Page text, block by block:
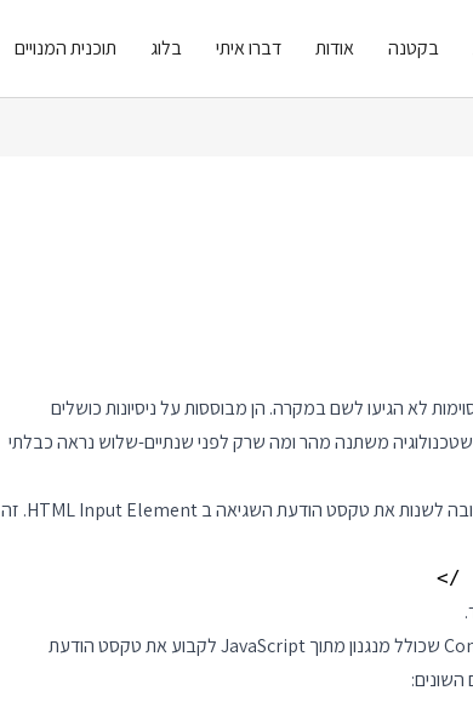
בקטנה אודות דברו איתי בלוג תוכנית המנויים
לא הגיעו לשם במקרה. הן מבוססות על ניסיונות כושלים
משתנה מהר ומה שרק לפני שנתיים-שלוש נראה כבלתי
הנה דוגמא קטנה מתחום פיתוח צד-לקוח. עד 2013 לא היתה דרך טובה לשנות את טקסט הודעת השגיאה ב HTML Input Element. זה
בשנים שעברו מאז נכנס API חדש בשם Constraint Validation API שכולל מנגנון מתוך JavaScript לקבוע את טקסט הודעת
השונים: